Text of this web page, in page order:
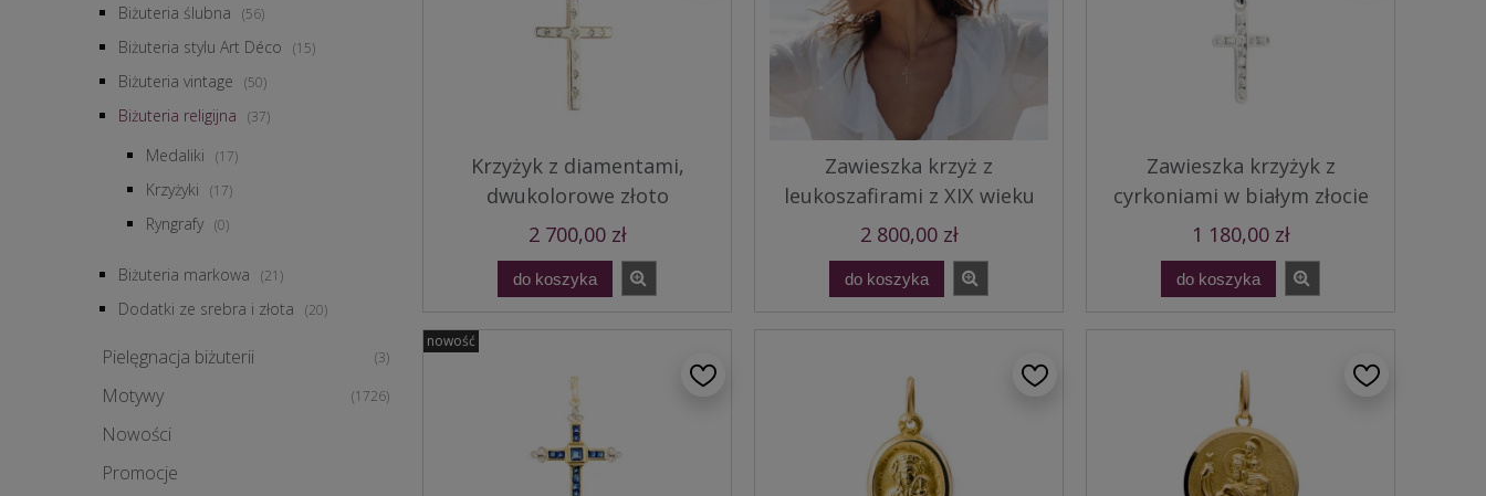
Biżuteria ślubna (56)
Biżuteria stylu Art Déco (15)
Biżuteria vintage (50)
Biżuteria religijna (37)
Medaliki (17)
Krzyżyki (17)
Ryngrafy (0)
Biżuteria markowa (21)
Dodatki ze srebra i złota (20)
Pielęgnacja biżuterii (3)
Motywy (1726)
Nowości
Promocje
Krzyżyk z diamentami,
dwukolorowe złoto
2 700,00 zł
do koszyka
Zawieszka krzyż z
leukoszafirami z XIX wieku
2 800,00 zł
do koszyka
Zawieszka krzyżyk z
cyrkoniami w białym złocie
1 180,00 zł
do koszyka
nowość